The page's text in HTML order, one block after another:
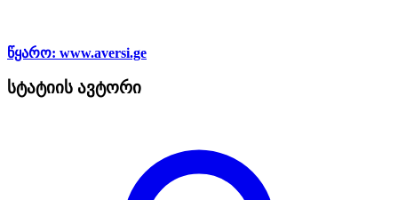
წყარო: www.aversi.ge
სტატიის ავტორი